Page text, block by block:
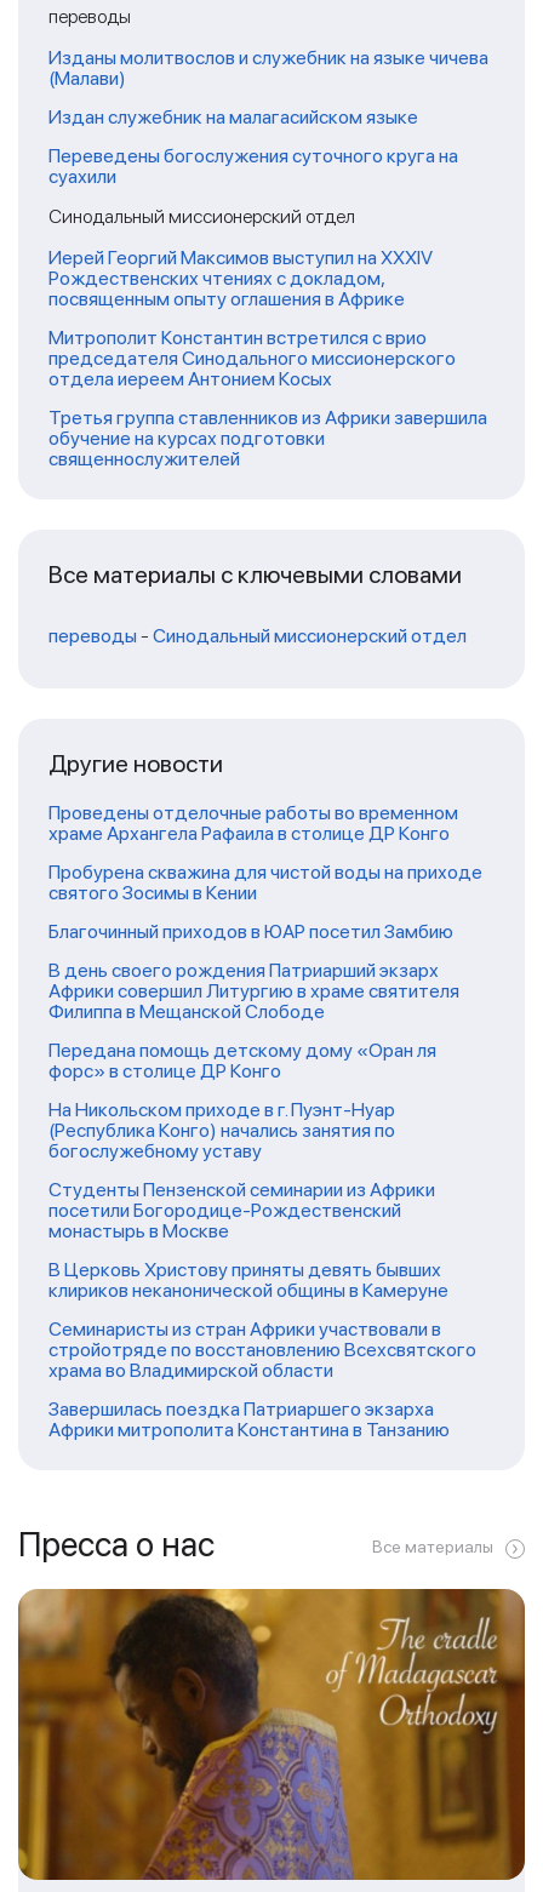
переводы
Изданы молитвослов и служебник на языке чичева
(Малави)
Издан служебник на малагасийском языке
Переведены богослужения суточного круга на
суахили
Синодальный миссионерский отдел
Иерей Георгий Максимов выступил на XXXIV
Рождественских чтениях с докладом,
посвященным опыту оглашения в Африке
Митрополит Константин встретился с врио
председателя Синодального миссионерского
отдела иереем Антонием Косых
Третья группа ставленников из Африки завершила
обучение на курсах подготовки
священнослужителей
Все материалы с ключевыми словами
переводы - Синодальный миссионерский отдел
Другие новости
Проведены отделочные работы во временном
храме Архангела Рафаила в столице ДР Конго
Пробурена скважина для чистой воды на приходе
святого Зосимы в Кении
Благочинный приходов в ЮАР посетил Замбию
В день своего рождения Патриарший экзарх
Африки совершил Литургию в храме святителя
Филиппа в Мещанской Слободе
Передана помощь детскому дому «Оран ля
форс» в столице ДР Конго
На Никольском приходе в г. Пуэнт-Нуар
(Республика Конго) начались занятия по
богослужебному уставу
Студенты Пензенской семинарии из Африки
посетили Богородице-Рождественский
монастырь в Москве
В Церковь Христову приняты девять бывших
клириков неканонической общины в Камеруне
Семинаристы из стран Африки участвовали в
стройотряде по восстановлению Всехсвятского
храма во Владимирской области
Завершилась поездка Патриаршего экзарха
Африки митрополита Константина в Танзанию
Пресса о нас Все материалы